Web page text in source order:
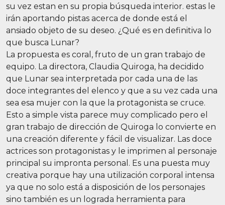
su vez estan en su propia búsqueda interior. estas le
irán aportando pistas acerca de donde está el
ansiado objeto de su deseo. ¿Qué es en definitiva lo
que busca Lunar?
La propuesta es coral, fruto de un gran trabajo de
equipo. La directora, Claudia Quiroga, ha decidido
que Lunar sea interpretada por cada una de las
doce integrantes del elenco y que a su vez cada una
sea esa mujer con la que la protagonista se cruce.
Esto a simple vista parece muy complicado pero el
gran trabajo de dirección de Quiroga lo convierte en
una creación diferente y fácil de visualizar. Las doce
actrices son protagonistas y le imprimen al personaje
principal su impronta personal. Es una puesta muy
creativa porque hay una utilización corporal intensa
ya que no solo está a disposición de los personajes
sino también es un lograda herramienta para